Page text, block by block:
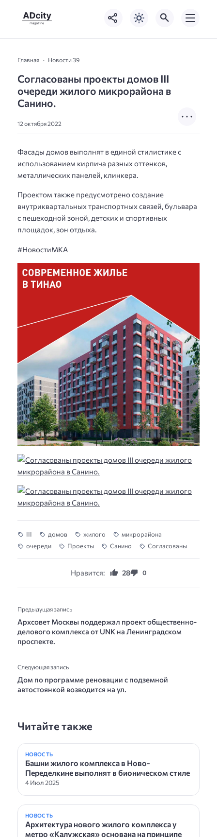
Главная Новости 39
Согласованы проекты домов III
очереди жилого микрорайона в
Санино.
12 октября 2022
Фасады домов выполнят в единой стилистике с
использованием кирпича разных оттенков,
металлических панелей, клинкера.
Проектом также предусмотрено создание
внутриквартальных транспортных связей, бульвара
с пешеходной зоной, детских и спортивных
площадок, зон отдыха.
#НовостиМКА
III домов жилого
микрорайона
очереди
Проекты Санино Согласованы
Нравится: 28 0
Предыдущая запись
Архсовет Москвы поддержал проект общественно-
делового комплекса от UNK на Ленинградском
проспекте.
Следующая запись
Дом по программе реновации с подземной
автостоянкой возводится на ул.
Читайте также
НОВОСТЬ
Башни жилого комплекса в Ново-
Переделкине выполнят в бионическом стиле
4 Июл 2025
НОВОСТЬ
Архитектура нового жилого комплекса у
метро «Калужская» основана на принципе